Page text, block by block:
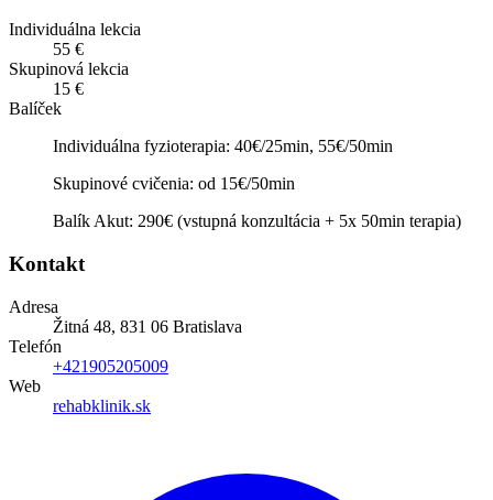
Individuálna lekcia
55 €
Skupinová lekcia
15 €
Balíček
Individuálna fyzioterapia: 40€/25min, 55€/50min
Skupinové cvičenia: od 15€/50min
Balík Akut: 290€ (vstupná konzultácia + 5x 50min terapia)
Kontakt
Adresa
Žitná 48, 831 06 Bratislava
Telefón
+421905205009
Web
rehabklinik.sk